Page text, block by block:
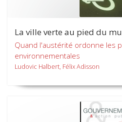
La ville verte au pied du
Quand l'austérité ordonne les
environnementales
Ludovic Halbert, Félix Adisson